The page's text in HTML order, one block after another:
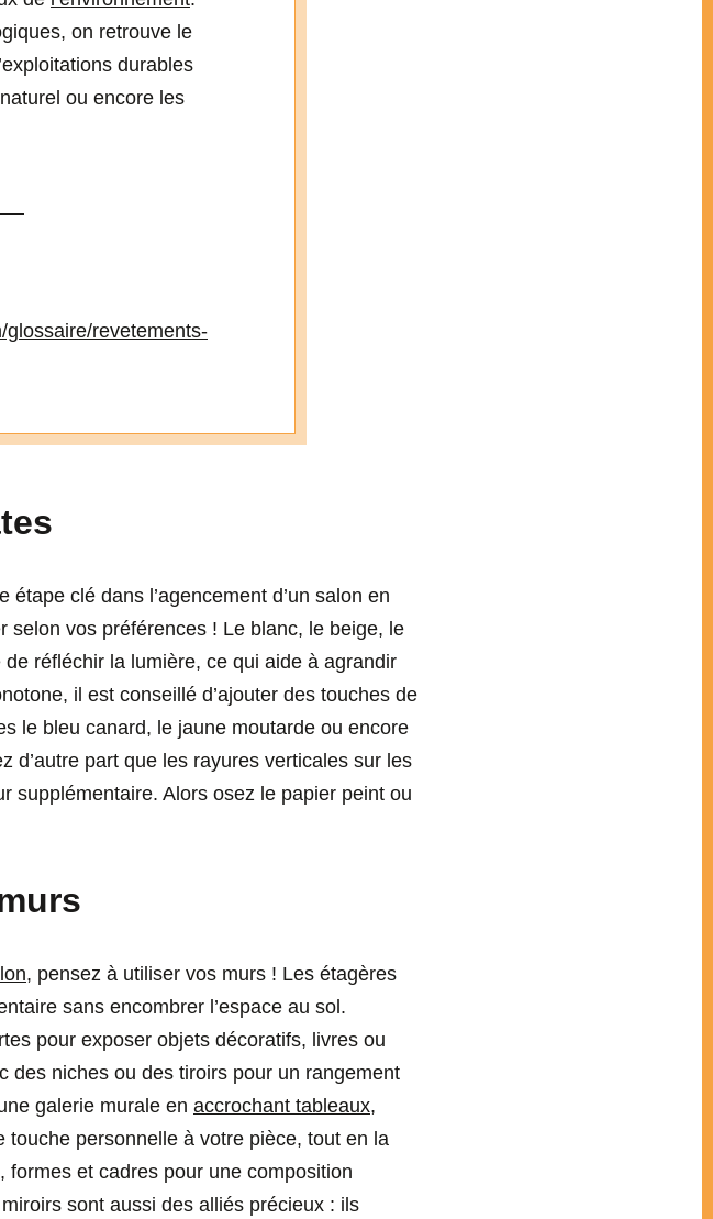
on retrouve le
durables
ou encore les
glossaire/revetements-
étape clé dans l’agencement d’un salon en
selon vos préférences ! Le blanc, le beige, le
réfléchir la lumière, ce qui aide à agrandir
il est conseillé d’ajouter des touches de
le bleu canard, le jaune moutarde ou encore
d’autre part que les rayures verticales sur les
supplémentaire. Alors osez le papier peint ou
, pensez à utiliser vos murs ! Les étagères
sans encombrer l’espace au sol.
pour exposer objets décoratifs, livres ou
des niches ou des tiroirs pour un rangement
galerie murale en accrochant tableaux,
personnelle à votre pièce, tout en la
et cadres pour une composition
sont aussi des alliés précieux : ils